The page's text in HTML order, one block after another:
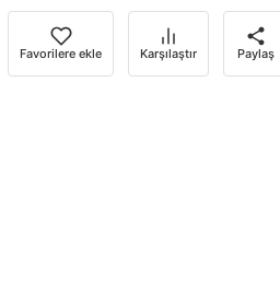
için
e-
Favorilere ekle Karşılaştır Paylaş